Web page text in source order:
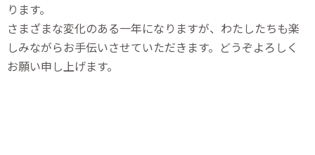
ります。
さまざまな変化のある一年になりますが、わたしたちも楽
しみながらお手伝いさせていただきます。どうぞよろしく
お願い申し上げます。